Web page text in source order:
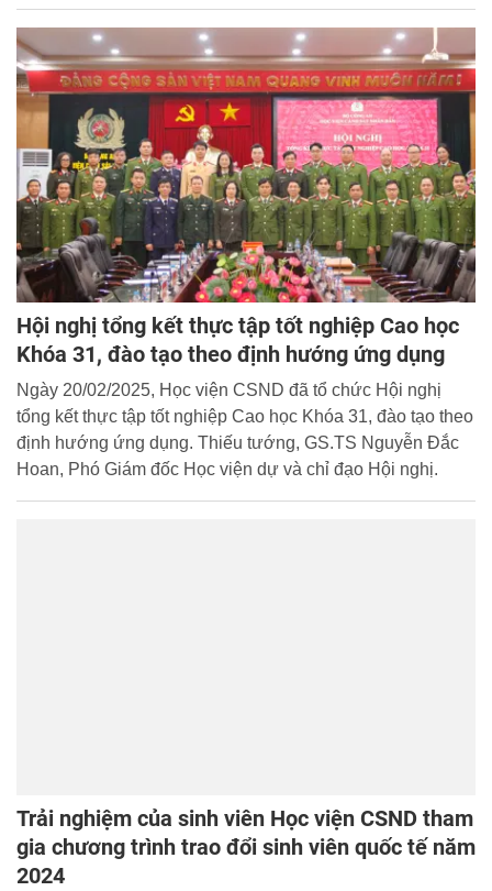
Hội nghị tổng kết thực tập tốt nghiệp Cao học
Khóa 31, đào tạo theo định hướng ứng dụng
Ngày 20/02/2025, Học viện CSND đã tổ chức Hội nghị
tổng kết thực tập tốt nghiệp Cao học Khóa 31, đào tạo theo
định hướng ứng dụng. Thiếu tướng, GS.TS Nguyễn Đắc
Hoan, Phó Giám đốc Học viện dự và chỉ đạo Hội nghị.
Trải nghiệm của sinh viên Học viện CSND tham
gia chương trình trao đổi sinh viên quốc tế năm
2024